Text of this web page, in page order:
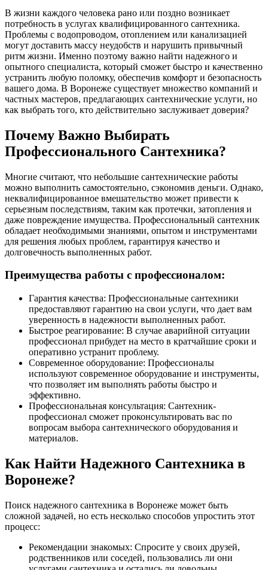
В жизни каждого человека рано или поздно возникает
потребность в услугах квалифицированного сантехника.
Проблемы с водопроводом, отоплением или канализацией
могут доставить массу неудобств и нарушить привычный
ритм жизни. Именно поэтому важно найти надежного и
опытного специалиста, который сможет быстро и качественно
устранить любую поломку, обеспечив комфорт и безопасность
вашего дома. В Воронеже существует множество компаний и
частных мастеров, предлагающих сантехнические услуги, но
как выбрать того, кто действительно заслуживает доверия?
Почему Важно Выбирать
Профессионального Сантехника?
Многие считают, что небольшие сантехнические работы
можно выполнить самостоятельно, сэкономив деньги. Однако,
неквалифицированное вмешательство может привести к
серьезным последствиям, таким как протечки, затопления и
даже повреждение имущества. Профессиональный сантехник
обладает необходимыми знаниями, опытом и инструментами
для решения любых проблем, гарантируя качество и
долговечность выполненных работ.
Преимущества работы с профессионалом:
Гарантия качества: Профессиональные сантехники
предоставляют гарантию на свои услуги, что дает вам
уверенность в надежности выполненных работ.
Быстрое реагирование: В случае аварийной ситуации
профессионал прибудет на место в кратчайшие сроки и
оперативно устранит проблему.
Современное оборудование: Профессионалы
используют современное оборудование и инструменты,
что позволяет им выполнять работы быстро и
эффективно.
Профессиональная консультация: Сантехник-
профессионал сможет проконсультировать вас по
вопросам выбора сантехнического оборудования и
материалов.
Как Найти Надежного Сантехника в
Воронеже?
Поиск надежного сантехника в Воронеже может быть
сложной задачей, но есть несколько способов упростить этот
процесс:
Рекомендации знакомых: Спросите у своих друзей,
родственников или соседей, пользовались ли они